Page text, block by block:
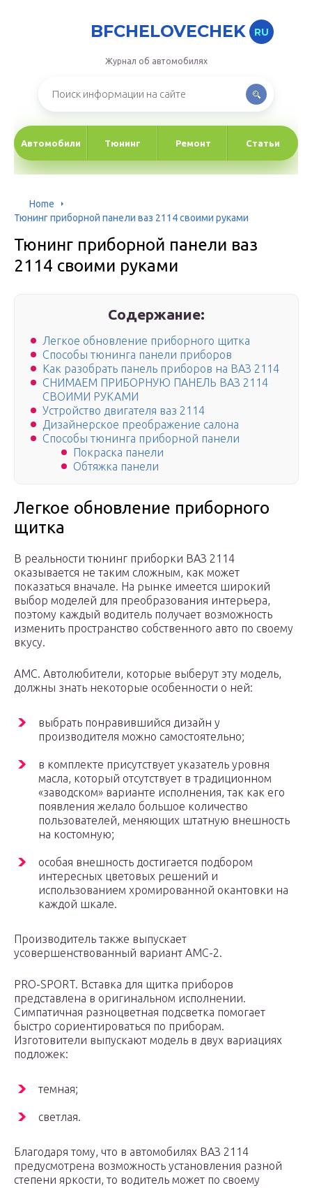
BFCHELOVECHEK RU
Журнал об автомобилях
Автомобили Тюнинг Ремонт Статьи
Home
Тюнинг приборной панели ваз 2114 своими руками
Тюнинг приборной панели ваз
2114 своими руками
Содержание:
Легкое обновление приборного щитка
Способы тюнинга панели приборов
Как разобрать панель приборов на ВАЗ 2114
СНИМАЕМ ПРИБОРНУЮ ПАНЕЛЬ ВАЗ 2114
СВОИМИ РУКАМИ
Устройство двигателя ваз 2114
Дизайнерское преображение салона
Способы тюнинга приборной панели
Покраска панели
Обтяжка панели
Легкое обновление приборного
щитка
В реальности тюнинг приборки ВАЗ 2114
оказывается не таким сложным, как может
показаться вначале. На рынке имеется широкий
выбор моделей для преобразования интерьера,
поэтому каждый водитель получает возможность
изменить пространство собственного авто по своему
вкусу.
AMC. Автолюбители, которые выберут эту модель,
должны знать некоторые особенности о ней:
выбрать понравившийся дизайн у
производителя можно самостоятельно;
в комплекте присутствует указатель уровня
масла, который отсутствует в традиционном
«заводском» варианте исполнения, так как его
появления желало большое количество
пользователей, меняющих штатную внешность
на костомную;
особая внешность достигается подбором
интересных цветовых решений и
использованием хромированной окантовки на
каждой шкале.
Производитель также выпускает
усовершенствованный вариант AMC-2.
PRO-SPORT. Вставка для щитка приборов
представлена в оригинальном исполнении.
Симпатичная разноцветная подсветка помогает
быстро сориентироваться по приборам.
Изготовители выпускают модель в двух вариациях
подложек:
темная;
светлая.
Благодаря тому, что в автомобилях ВАЗ 2114
предусмотрена возможность установления разной
степени яркости, то водитель может по своему